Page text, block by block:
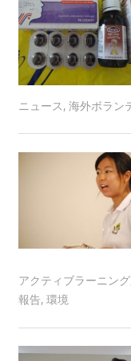
ニュース, 海外ボラン
アクティブラーニング
報告, 環境